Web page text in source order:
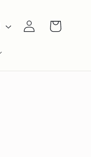
InloggenWinkelwagen